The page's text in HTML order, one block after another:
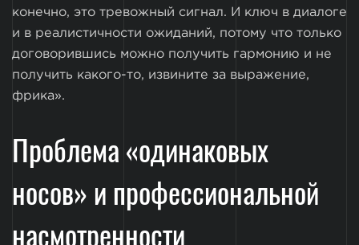
конечно, это тревожный сигнал. И ключ в диалоге
и в реалистичности ожиданий, потому что только
договорившись можно получить гармонию и не
получить какого-то, извините за выражение,
фрика».
Проблема «одинаковых
носов» и профессиональной
насмотренности